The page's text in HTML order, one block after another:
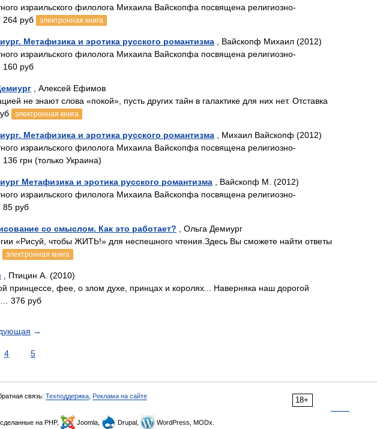
израильского филолога Михаила Вайскопфа посвящена религиозно-
руб
электронная книга
Метафизика и эротика русского романтизма , Вайскопф Михаил (2012)
израильского филолога Михаила Вайскопфа посвящена религиозно-
руб
, Алексей Ефимов
не знают слова «покой», пусть других тайн в галактике для них нет. Отставка
электронная книга
Метафизика и эротика русского романтизма , Михаил Вайскопф (2012)
израильского филолога Михаила Вайскопфа посвящена религиозно-
грн (только Украина)
Метафизика и эротика русского романтизма , Вайскопф М. (2012)
израильского филолога Михаила Вайскопфа посвящена религиозно-
руб
со смыслом. Как это работает? , Ольга Демиург
«Рисуй, чтобы ЖИТЬ!» для неспешного чтения.Здесь Вы сможете найти ответы
электронная книга
, Птицин А. (2010)
принцессе, фее, о злом духе, принцах и королях... Наверняка наш дорогой
376 руб
→
4 5
18+
связь: Техподдержка Реклама на сайте
, сделанные на PHP, Joomla, Drupal, WordPress, MODx.